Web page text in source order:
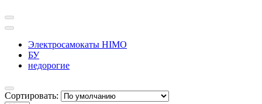
Электросамокаты HIMO
БУ
недорогие
Сортировать: